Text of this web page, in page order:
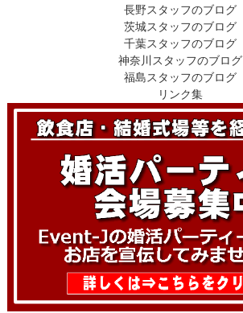
長野スタッフのブログ
茨城スタッフのブログ
千葉スタッフのブログ
神奈川スタッフのブログ
福島スタッフのブログ
リンク集